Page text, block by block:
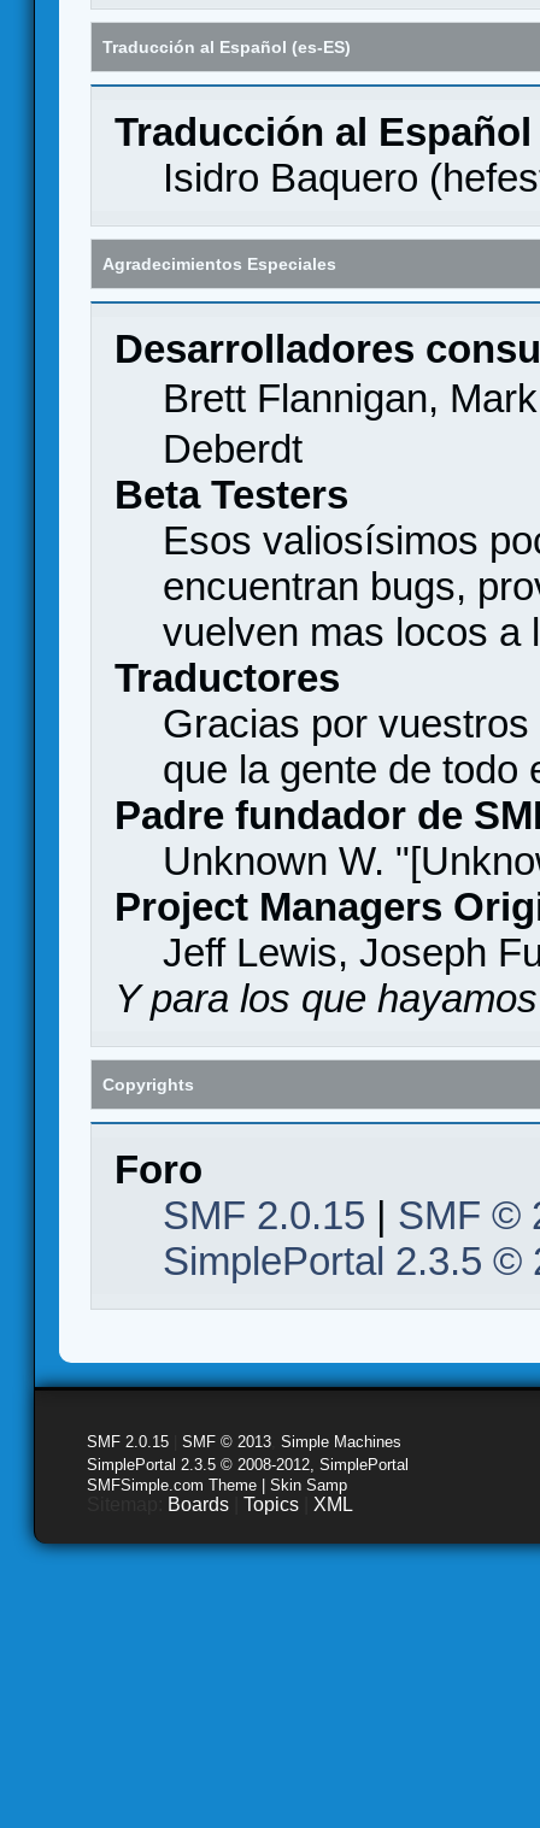
Traducción al Español (es-ES)
Traducción al Español
Isidro Baquero (
Agradecimientos Especiales
Desarrolladores
Brett Flannigan,
Deberdt
Beta Testers
Esos valiosísimos
encuentran bugs,
vuelven mas locos a
Traductores
Gracias por
que la gente de todo
Padre fundador de
Unknown W.
Project Managers
Jeff Lewis, Joseph
Y para los que
Copyrights
Foro
SMF 2.0.15 | SMF ©
SimplePortal 2.3.5 ©
SMF 2.0.15 SMF © 2013 Simple Machines
SimplePortal 2.3.5 © 2008-2012, SimplePortal
SMFSimple.com Theme | Skin Samp
Boards Topics XML